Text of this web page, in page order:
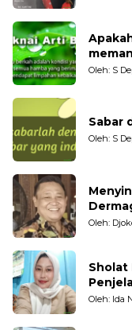
Oleh: S
Sabar
Oleh: S
Oleh:
Sholat
Oleh: Ida